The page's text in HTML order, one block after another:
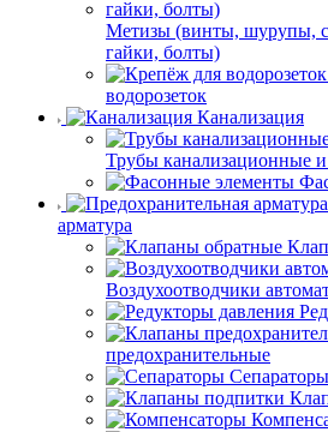
Метизы (винты, шурупы,
гайки, болты)
водорозеток
Канализация
Трубы канализационные
арматура
Воздухоотводчики
предохранительные
Сепараторы